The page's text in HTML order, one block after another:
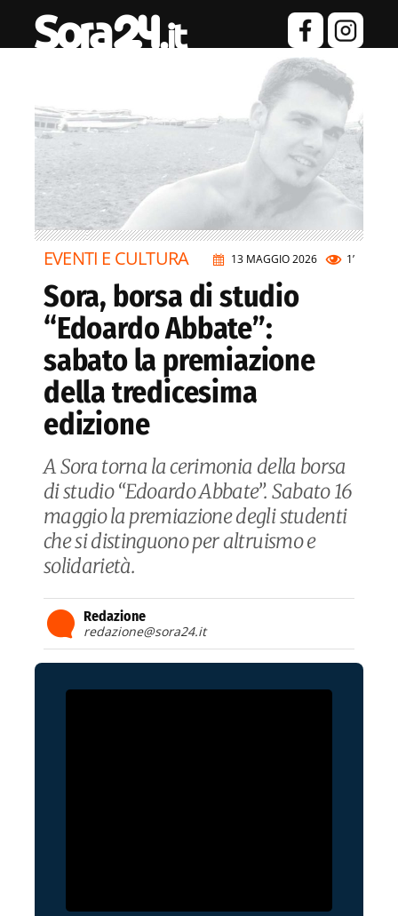
13 MAGGIO 2026 1’
EVENTI E CULTURA
Sora, borsa di studio
“Edoardo Abbate”:
sabato la premiazione
della tredicesima
edizione
A Sora torna la cerimonia della borsa
di studio “Edoardo Abbate”. Sabato 16
maggio la premiazione degli studenti
che si distinguono per altruismo e
solidarietà.
Redazione
redazione@sora24.it